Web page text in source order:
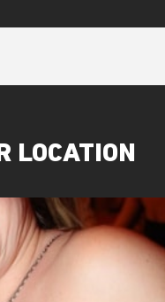
LOCATION